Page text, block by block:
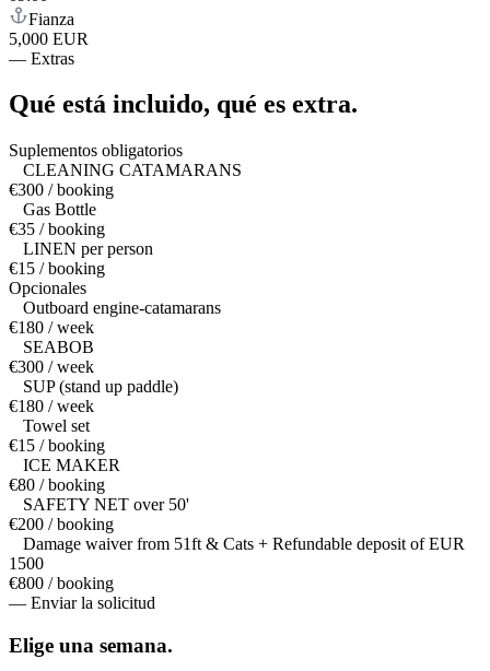
Fianza
5,000 EUR
— Extras
Qué está incluido, qué es extra.
Suplementos obligatorios
CLEANING CATAMARANS
€300 / booking
Gas Bottle
€35 / booking
LINEN per person
€15 / booking
Opcionales
Outboard engine-catamarans
€180 / week
SEABOB
€300 / week
SUP (stand up paddle)
€180 / week
Towel set
€15 / booking
ICE MAKER
€80 / booking
SAFETY NET over 50'
€200 / booking
Damage waiver from 51ft & Cats + Refundable deposit of EUR
1500
€800 / booking
— Enviar la solicitud
Elige una semana.